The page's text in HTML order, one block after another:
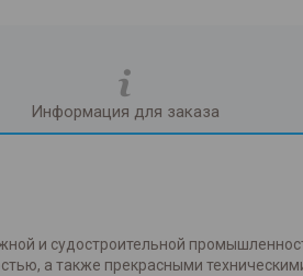
Информация для заказа
и судостроительной
а также прекрасными